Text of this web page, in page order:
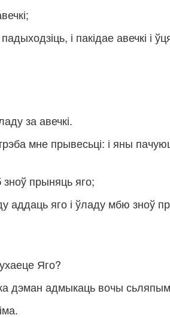
і пакідае авечкі і
за авечкі.
мне прывесьці: і яны
прыняць яго;
аддаць яго і ўладу мбю зноў
Яго?
дэман адмыкаць вочы